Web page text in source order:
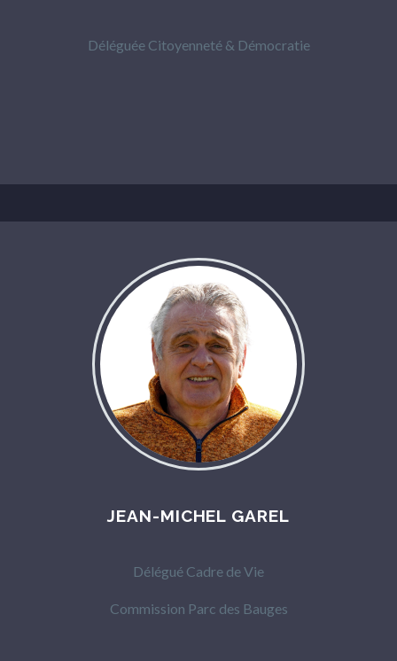
Déléguée Citoyenneté & Démocratie
JEAN-MICHEL GAREL
Délégué Cadre de Vie
Commission Parc des Bauges